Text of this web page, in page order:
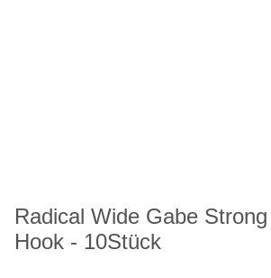
Radical Wide Gabe
Hook - 10Stück